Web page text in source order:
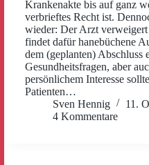
Krankenakte bis auf ganz
verbrieftes Recht ist.
wieder: Der Arzt
findet dafür hanebüchene
dem (geplanten) Abschluss
Gesundheitsfragen, aber
persönlichem Interesse
Patienten…
Sven Hennig
11.
4 Kommentare